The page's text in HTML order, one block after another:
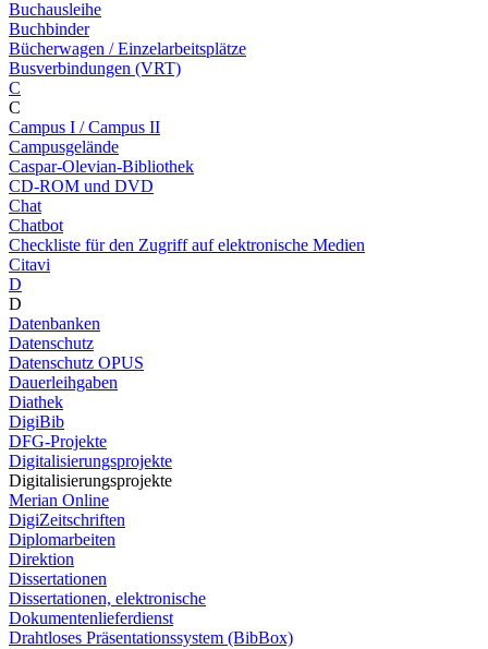
Buchausleihe
Buchbinder
Bücherwagen / Einzelarbeitsplätze
Busverbindungen (VRT)
C
C
Campus I / Campus II
Campusgelände
Caspar-Olevian-Bibliothek
CD-ROM und DVD
Chat
Chatbot
Checkliste für den Zugriff auf elektronische Medien
Citavi
D
D
Datenbanken
Datenschutz
Datenschutz OPUS
Dauerleihgaben
Diathek
DigiBib
DFG-Projekte
Digitalisierungsprojekte
Digitalisierungsprojekte
Merian Online
DigiZeitschriften
Diplomarbeiten
Direktion
Dissertationen
Dissertationen, elektronische
Dokumentenlieferdienst
Drahtloses Präsentationssystem (BibBox)